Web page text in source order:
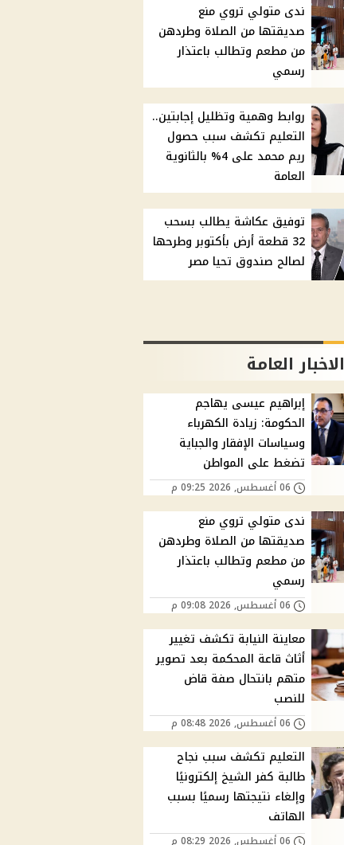
ندى متولي تروي منع
صديقتها من الصلاة وطردهن
من مطعم وتطالب باعتذار
رسمي
روابط وهمية وتظليل إجابتين..
التعليم تكشف سبب حصول
ريم محمد على 4% بالثانوية
العامة
توفيق عكاشة يطالب بسحب
32 قطعة أرض بأكتوبر وطرحها
لصالح صندوق تحيا مصر
الاخبار العامة
إبراهيم عيسى يهاجم
الحكومة: زيادة الكهرباء
وسياسات الإفقار والجباية
تضغط على المواطن
06 أغسطس, 2026 09:25 م
ندى متولي تروي منع
صديقتها من الصلاة وطردهن
من مطعم وتطالب باعتذار
رسمي
06 أغسطس, 2026 09:08 م
معاينة النيابة تكشف تغيير
أثاث قاعة المحكمة بعد تصوير
متهم بانتحال صفة قاض
للنصب
06 أغسطس, 2026 08:48 م
التعليم تكشف سبب نجاح
طالبة كفر الشيخ إلكترونيًا
وإلغاء نتيجتها رسميًا بسبب
الهاتف
06 أغسطس, 2026 08:29 م